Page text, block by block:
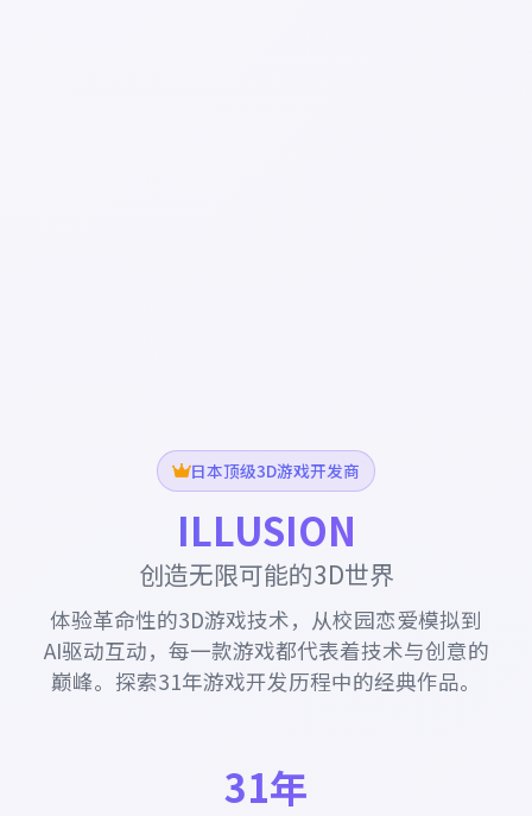
日本顶级3D游戏开发商
ILLUSION
创造无限可能的3D世界
体验革命性的3D游戏技术，从校园恋爱模拟到
AI驱动互动，每一款游戏都代表着技术与创意的
巅峰。探索31年游戏开发历程中的经典作品。
31年